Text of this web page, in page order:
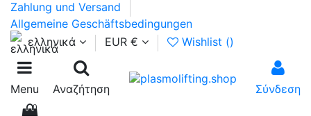
Zahlung und Versand
Allgemeine Geschäftsbedingungen
ελληνικά
EUR € Wishlist ()
Menu Αναζήτηση Σύνδεση
0